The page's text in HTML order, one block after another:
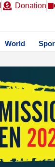
Donation
World